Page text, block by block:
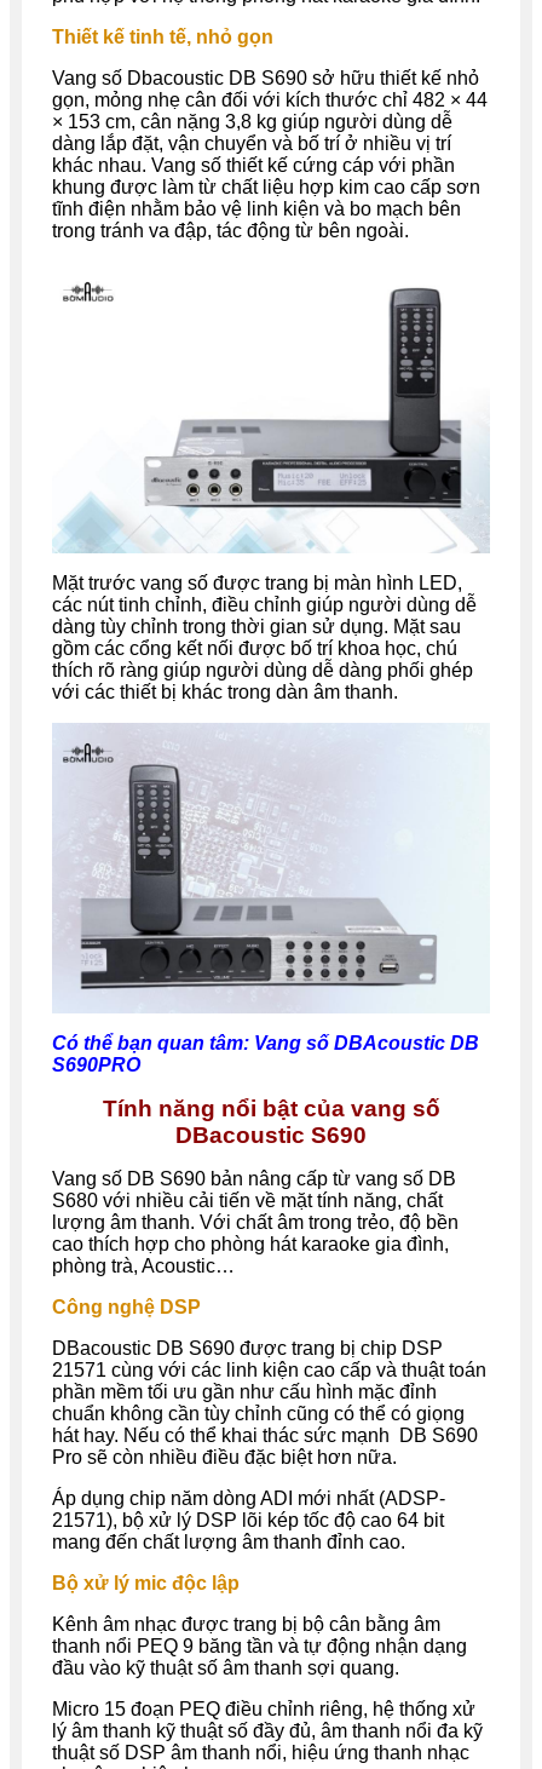
Thiết kế tinh tế, nhỏ gọn
Vang số Dbacoustic DB S690 sở hữu thiết kế nhỏ
gọn, mỏng nhẹ cân đối với kích thước chỉ 482 × 44
× 153 cm, cân nặng 3,8 kg giúp người dùng dễ
dàng lắp đặt, vận chuyển và bố trí ở nhiều vị trí
khác nhau. Vang số thiết kế cứng cáp với phần
khung được làm từ chất liệu hợp kim cao cấp sơn
tĩnh điện nhằm bảo vệ linh kiện và bo mạch bên
trong tránh va đập, tác động từ bên ngoài.
Mặt trước vang số được trang bị màn hình LED,
các nút tinh chỉnh, điều chỉnh giúp người dùng dễ
dàng tùy chỉnh trong thời gian sử dụng. Mặt sau
gồm các cổng kết nối được bố trí khoa học, chú
thích rõ ràng giúp người dùng dễ dàng phối ghép
với các thiết bị khác trong dàn âm thanh.
Có thể bạn quan tâm: Vang số DBAcoustic DB
S690PRO
Tính năng nổi bật của vang số
DBacoustic S690
Vang số DB S690 bản nâng cấp từ vang số DB
S680 với nhiều cải tiến về mặt tính năng, chất
lượng âm thanh. Với chất âm trong trẻo, độ bền
cao thích hợp cho phòng hát karaoke gia đình,
phòng trà, Acoustic…
Công nghệ DSP
DBacoustic DB S690 được trang bị chip DSP
21571 cùng với các linh kiện cao cấp và thuật toán
phần mềm tối ưu gần như cấu hình mặc đỉnh
chuẩn không cần tùy chỉnh cũng có thể có giọng
hát hay. Nếu có thể khai thác sức mạnh DB S690
Pro sẽ còn nhiều điều đặc biệt hơn nữa.
Áp dụng chip năm dòng ADI mới nhất (ADSP-
21571), bộ xử lý DSP lõi kép tốc độ cao 64 bit
mang đến chất lượng âm thanh đỉnh cao.
Bộ xử lý mic độc lập
Kênh âm nhạc được trang bị bộ cân bằng âm
thanh nổi PEQ 9 băng tần và tự động nhận dạng
đầu vào kỹ thuật số âm thanh sợi quang.
Micro 15 đoạn PEQ điều chỉnh riêng, hệ thống xử
lý âm thanh kỹ thuật số đầy đủ, âm thanh nổi đa kỹ
thuật số DSP âm thanh nổi, hiệu ứng thanh nhạc